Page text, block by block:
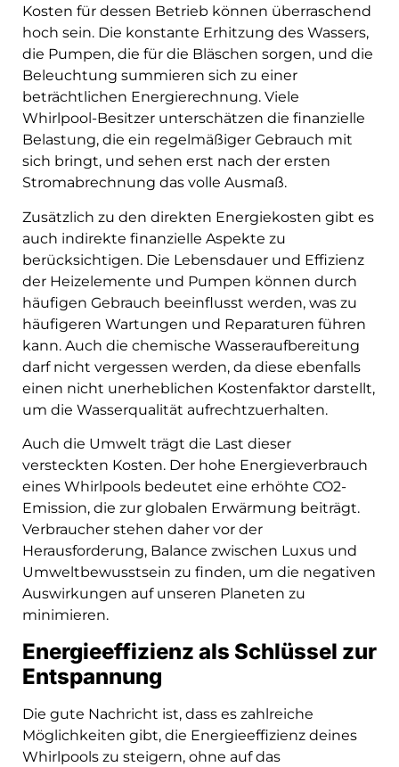
Kosten für dessen Betrieb können überraschend
hoch sein. Die konstante Erhitzung des Wassers,
die Pumpen, die für die Bläschen sorgen, und die
Beleuchtung summieren sich zu einer
beträchtlichen Energierechnung. Viele
Whirlpool-Besitzer unterschätzen die finanzielle
Belastung, die ein regelmäßiger Gebrauch mit
sich bringt, und sehen erst nach der ersten
Stromabrechnung das volle Ausmaß.
Zusätzlich zu den direkten Energiekosten gibt es
auch indirekte finanzielle Aspekte zu
berücksichtigen. Die Lebensdauer und Effizienz
der Heizelemente und Pumpen können durch
häufigen Gebrauch beeinflusst werden, was zu
häufigeren Wartungen und Reparaturen führen
kann. Auch die chemische Wasseraufbereitung
darf nicht vergessen werden, da diese ebenfalls
einen nicht unerheblichen Kostenfaktor darstellt,
um die Wasserqualität aufrechtzuerhalten.
Auch die Umwelt trägt die Last dieser
versteckten Kosten. Der hohe Energieverbrauch
eines Whirlpools bedeutet eine erhöhte CO2-
Emission, die zur globalen Erwärmung beiträgt.
Verbraucher stehen daher vor der
Herausforderung, Balance zwischen Luxus und
Umweltbewusstsein zu finden, um die negativen
Auswirkungen auf unseren Planeten zu
minimieren.
Energieeffizienz als Schlüssel zur
Entspannung
Die gute Nachricht ist, dass es zahlreiche
Möglichkeiten gibt, die Energieeffizienz deines
Whirlpools zu steigern, ohne auf das